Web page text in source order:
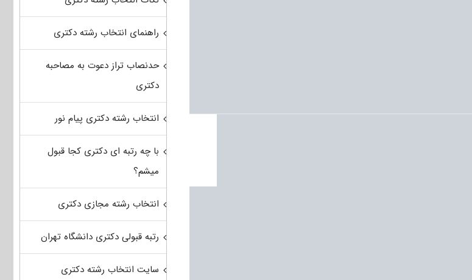
راهنمای انتخاب رشته دکتری
حدنصاب تراز دعوت به مصاحبه
دکتری
انتخاب رشته دکتری پیام نور
با چه رتبه ای دکتری کجا قبول
میشم؟
انتخاب رشته مجازی دکتری
رتبه قبولی دکتری دانشگاه تهران
سایت انتخاب رشته دکتری